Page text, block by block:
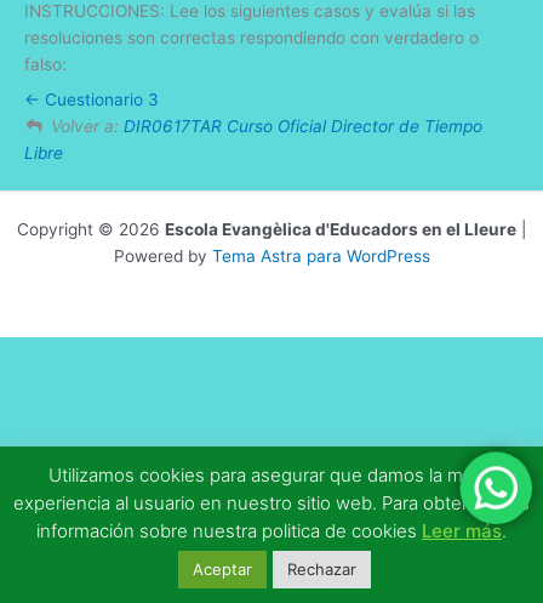
INSTRUCCIONES: Lee los siguientes casos y evalúa si las
resoluciones son correctas respondiendo con verdadero o
falso:
Cuestionario 3
Volver a: DIR0617TAR Curso Oficial Director de Tiempo
Libre
Copyright © 2026 Escola Evangèlica d'Educadors en el Lleure
Powered by Tema Astra para WordPress
Utilizamos cookies para asegurar que damos la mejor
experiencia al usuario en nuestro sitio web. Para obtener más
información sobre nuestra politica de cookies Leer más.
Aceptar Rechazar